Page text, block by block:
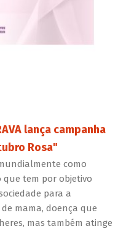
lança campanha
Rosa"
como
tem por objetivo
para a
mama, doença que
mas também atinge